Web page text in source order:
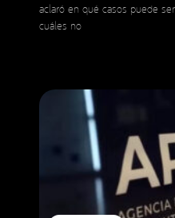
aclaró en qué casos puede
cuáles no